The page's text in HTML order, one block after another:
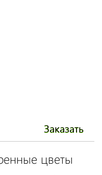
Заказать
цветы